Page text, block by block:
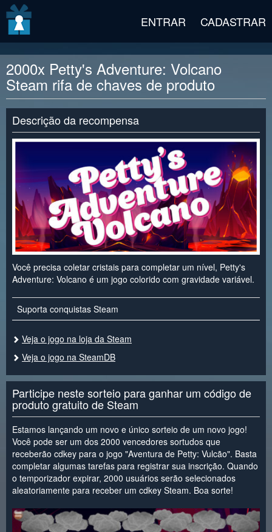
ENTRAR CADASTRAR
2000x Petty's Adventure: Volcano
Steam rifa de chaves de produto
Descrição da recompensa
Você precisa coletar cristais para completar um nível, Petty's
Adventure: Volcano é um jogo colorido com gravidade variável.
Suporta conquistas Steam
Veja o jogo na loja da Steam
Veja o jogo na SteamDB
Participe neste sorteio para ganhar um código de
produto gratuito de Steam
Estamos lançando um novo e único sorteio de um novo jogo!
Você pode ser um dos 2000 vencedores sortudos que
receberão cdkey para o jogo "Aventura de Petty: Vulcão". Basta
completar algumas tarefas para registrar sua inscrição. Quando
o temporizador expirar, 2000 usuários serão selecionados
aleatoriamente para receber um cdkey Steam. Boa sorte!
< >